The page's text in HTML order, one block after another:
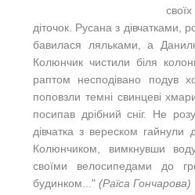
діточок. Русана з дівчатками,
бавилася ляльками, а
Колюнчик чистили біля
раптом несподівано подув
поповзли темні свинцеві
посипав дрібний сніг. Не
дівчатка з вереском
Колюнчиком, вимкнувши
своїми велосипедами до
будинком..." (Раїса Гончарова)